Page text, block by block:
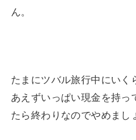
ん。
たまにツバル旅行中にいく
あえずいっぱい現金を持っ
たら終わりなのでやめまし